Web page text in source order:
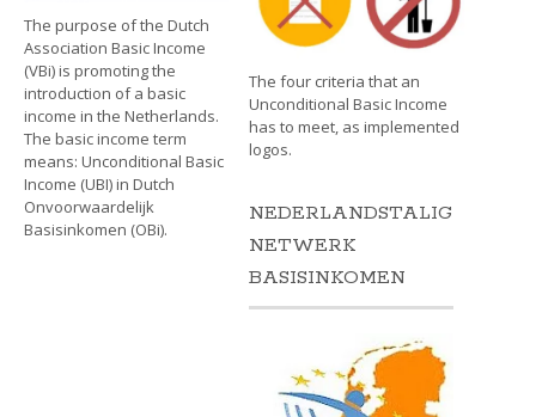
The purpose of the Dutch
Association Basic Income
(VBi) is promoting the
introduction of a basic
income in the Netherlands.
The basic income term
means: Unconditional Basic
Income (UBI) in Dutch
Onvoorwaardelijk
Basisinkomen (OBi).
The four criteria that an
Unconditional Basic Income
has to meet, as implemented
logos.
NEDERLANDSTALIG
NETWERK
BASISINKOMEN